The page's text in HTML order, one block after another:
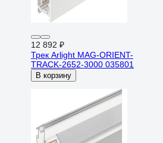
12 892 ₽
Трек Arlight MAG-ORIENT-
TRACK-2652-3000 035801
В корзину